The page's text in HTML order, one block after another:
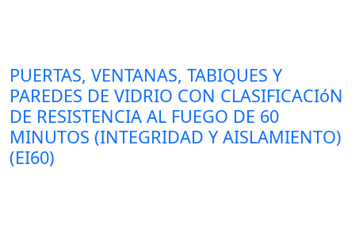
PUERTAS, VENTANAS, TABIQUES Y
PAREDES DE VIDRIO CON CLASIFICACIóN
DE RESISTENCIA AL FUEGO DE 60
MINUTOS (INTEGRIDAD Y AISLAMIENTO)
(EI60)